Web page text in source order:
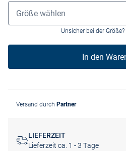
Größenauswahl
Größe wählen
Unsicher bei der Größe?
In den
Versand durch Partner
LIEFERZEIT
Lieferzeit ca. 1 - 3 Tage